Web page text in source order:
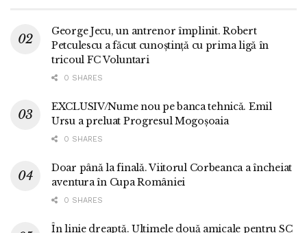
George Jecu, un antrenor împlinit. Robert
Petculescu a făcut cunoștință cu prima ligă în
tricoul FC Voluntari
0 SHARES
EXCLUSIV/Nume nou pe banca tehnică. Emil
Ursu a preluat Progresul Mogoșoaia
0 SHARES
Doar până la finală. Viitorul Corbeanca a încheiat
aventura în Cupa României
0 SHARES
În linie dreaptă. Ultimele două amicale pentru SC